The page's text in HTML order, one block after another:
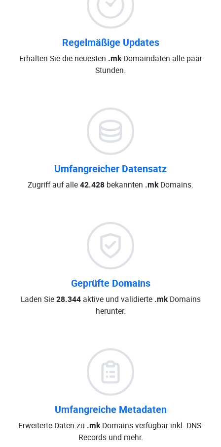
Regelmäßige Updates
Erhalten Sie die neuesten .mk-Domaindaten alle paar
Stunden.
Umfangreicher Datensatz
Zugriff auf alle42.428 bekannten .mkDomains.
Geprüfte Domains
Laden Sie28.344aktive und validierte .mkDomains
herunter.
Umfangreiche Metadaten
Erweiterte Daten zu .mkDomains verfügbar inkl. DNS-
Records und mehr.